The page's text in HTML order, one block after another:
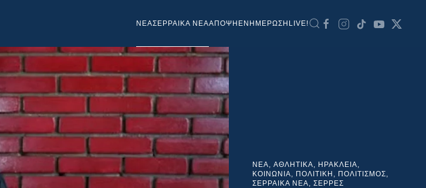
NEAΣΕΡΡΑΙΚΑ ΝΕΑΑΠΟΨΗ ΕΝΗΜΕΡΩΣΗ LIVE!
NEA, ΑΘΛΗΤΙΚΑ, ΗΡΑΚΛΕΙΑ,
ΚΟΙΝΩΝΙΑ, ΠΟΛΙΤΙΚΗ , ΠΟΛΙΤΙΣΜΟΣ,
ΣΕΡΡΑΙΚΑ ΝΕΑ, ΣΕΡΡΕΣ